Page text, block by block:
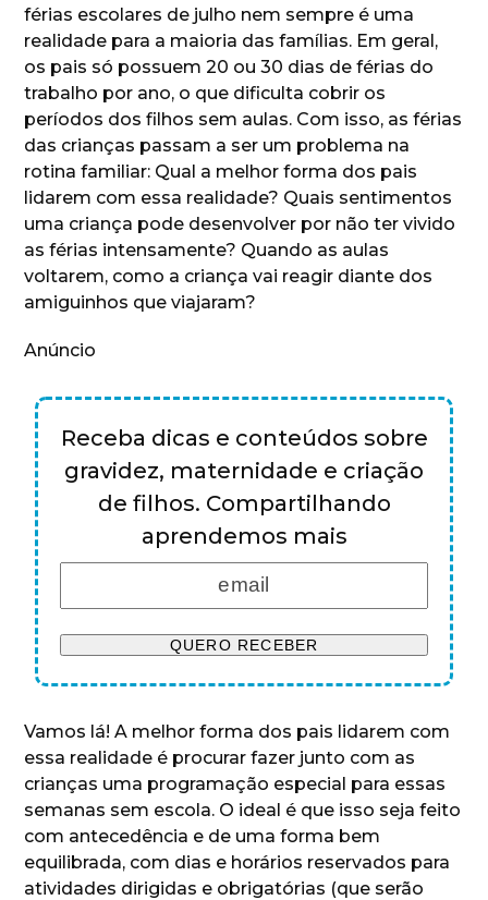
férias escolares de julho nem sempre é uma
realidade para a maioria das famílias. Em geral,
os pais só possuem 20 ou 30 dias de férias do
trabalho por ano, o que dificulta cobrir os
períodos dos filhos sem aulas. Com isso, as férias
das crianças passam a ser um problema na
rotina familiar: Qual a melhor forma dos pais
lidarem com essa realidade? Quais sentimentos
uma criança pode desenvolver por não ter vivido
as férias intensamente? Quando as aulas
voltarem, como a criança vai reagir diante dos
amiguinhos que viajaram?
Anúncio
Receba dicas e conteúdos sobre
gravidez, maternidade e criação
de filhos. Compartilhando
aprendemos mais
Vamos lá! A melhor forma dos pais lidarem com
essa realidade é procurar fazer junto com as
crianças uma programação especial para essas
semanas sem escola. O ideal é que isso seja feito
com antecedência e de uma forma bem
equilibrada, com dias e horários reservados para
atividades dirigidas e obrigatórias (que serão